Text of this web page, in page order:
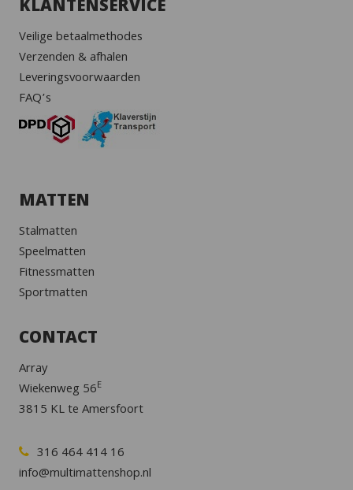
KLANTENSERVICE
Veilige betaalmethodes
Verzenden & afhalen
Leveringsvoorwaarden
FAQ’s
MATTEN
Stalmatten
Speelmatten
Fitnessmatten
Sportmatten
CONTACT
Array
Wiekenweg 56E
3815 KL te Amersfoort
316 464 414 16
info@multimattenshop.nl